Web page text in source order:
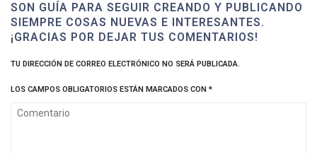
SON GUÍA PARA SEGUIR CREANDO Y PUBLICANDO
SIEMPRE COSAS NUEVAS E INTERESANTES.
¡GRACIAS POR DEJAR TUS COMENTARIOS!
TU DIRECCIÓN DE CORREO ELECTRÓNICO NO SERÁ PUBLICADA.
LOS CAMPOS OBLIGATORIOS ESTÁN MARCADOS CON *